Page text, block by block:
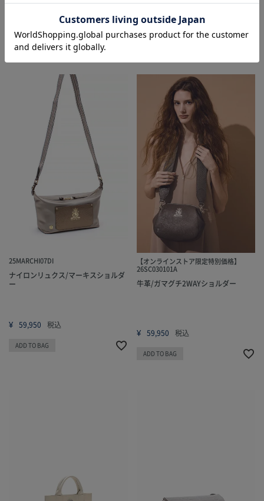
税込
ADD TO BAG
ADD TO BAG
25MARCHI07DI
ナイロンリュクス/マーキスショルダ
ー
¥ 59,950 税込
ADD TO BAG
【オンラインストア限定特別価格】
26SC030101A
牛革/ガマグチ2WAYショルダー
¥ 59,950 税込
ADD TO BAG